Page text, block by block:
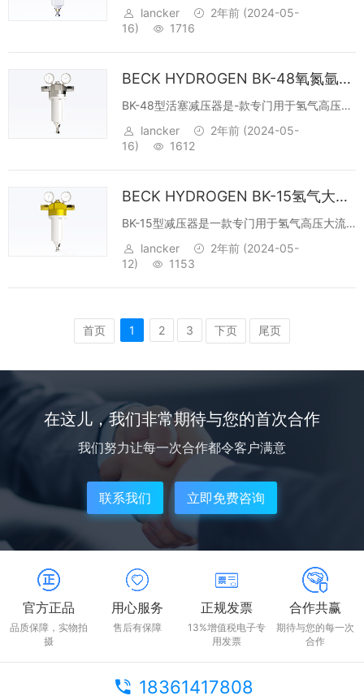
流量输出应用场合的产品，创造性的采用了动
压隔离板，将输出压力中的动压中惯性冲击进
lancker 2年前 (2024-05-
16)
1716
BECK HYDROGEN BK-48氧氮氩氢氦大流量活塞式减压阀
BK-48型活塞减压器是-款专门用于氢气高压大
流量输出应用场合的产品，创造性的采用了动
压隔离板，将输出压力中的动压中惯性冲击进
压力，所以该减压器的压力特性曲线和...
lancker 2年前 (2024-05-
16)
1612
BECK HYDROGEN BK-15氢气大流量减压器阀门
BK-15型减压器是一款专门用于氢气高压大流
量输出应用场合的产品，创造性的采用了动压
隔离板，将输出压力中的动压中惯性冲击进行
lancker 2年前 (2024-05-
12)
1153
首页️ 1 2 3 下页 尾页
在这儿，我们非常期待与您的首次合作
我们努力让每一次合作都令客户满意
联系我们 立即免费咨询
官方正品
品质保障，实物拍
摄
用心服务
售后有保障
正规发票
13%增值税电子专
用发票
合作共赢
期待与您的每一次
合作
18361417808